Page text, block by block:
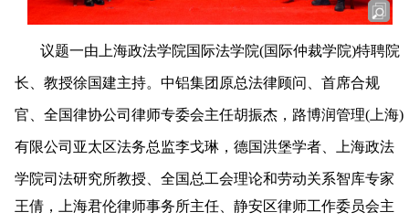
议题一由上海政法学院国际法学院(国际仲裁学院)特聘院
长、教授徐国建主持。中铝集团原总法律顾问、首席合规
官、全国律协公司律师专委会主任胡振杰，路博润管理(上海)
有限公司亚太区法务总监李戈琳，德国洪堡学者、上海政法
学院司法研究所教授、全国总工会理论和劳动关系智库专家
王倩，上海君伦律师事务所主任、静安区律师工作委员会主